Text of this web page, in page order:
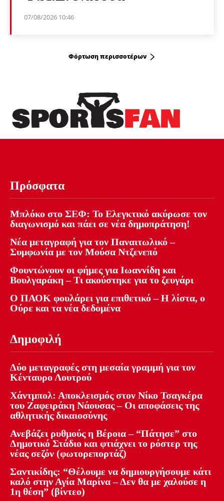
07/08/2026 10:46
Φόρτωση περισσοτέρων
Πρόσφατα
Μπλόκο στο ΣΕΦ: Το Ελεγκτικό ακύρωσε τον
διαγωνισμό και πάει σε νέα δημοπράτηση!
Νέα μεταγραφή για τον Παναιτωλικό –
Συμφωνία με τον Μούσα Ντζενεπό
Φουντώνουν οι φήμες για Ιωαννίδη και
Βουλγαράκη – Τι ακούστηκε για το ζευγάρι
Ο ΠΑΟΚ φουλάρει για επιθετικό – Η λίστα, ο
Ούρε και τα νέα δεδομένα
Δημοφιλή
Δύο μεταγραφές στη μεσαία γραμμή για τον
Κένταυρο Λουτρού
Χάντμπολ: Αποκλεισμός στον Νίκο Τσαγκέρα
του Ζαφειράκη Νάουσας – Οι αποφάσεις της
αθλητικής δικαιοσύνης
Ανεβάζει ρυθμούς η Βέροια – “Πάτησε” στο
Δημοτικό Στάδιο και φτιάχνει το ρόστερ της
νέας σεζόν (φωτορεπορτάζ)
Σαντικίδης: “Θέλουμε να δημιουργήσουμε κάτι
καλό στην Αγία Μαρίνα – Δεν θα με χαλούσε η
1η θέση” (βίντεο)